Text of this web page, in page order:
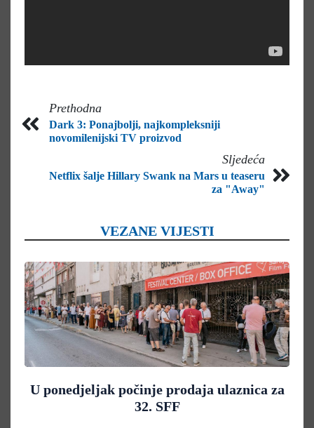
Prethodna
Dark 3: Ponajbolji, najkompleksniji
novomilenijski TV proizvod
Sljedeća
Netflix šalje Hillary Swank na Mars u teaseru
za "Away"
VEZANE VIJESTI
U ponedjeljak počinje prodaja ulaznica za
32. SFF